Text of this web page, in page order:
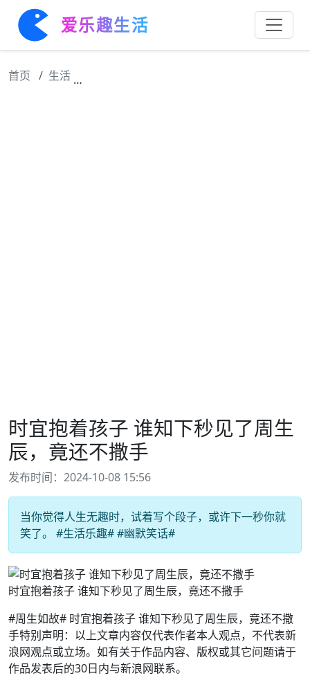
爱乐趣生活
首页 生活
时宜抱着孩子 谁知下秒见了周生
辰，竟还不撒手
发布时间：2024-10-08 15:56
当你觉得人生无趣时，试着写个段子，或许下一秒你就
笑了。 #生活乐趣# #幽默笑话#
时宜抱着孩子 谁知下秒见了周生辰，竟还不撒手
#周生如故# 时宜抱着孩子 谁知下秒见了周生辰，竟还不撒
手特别声明：以上文章内容仅代表作者本人观点，不代表新
浪网观点或立场。如有关于作品内容、版权或其它问题请于
作品发表后的30日内与新浪网联系。